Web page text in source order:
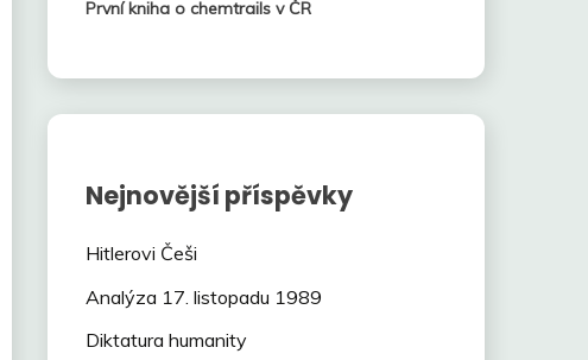
První kniha o chemtrails v ČR
Nejnovější příspěvky
Hitlerovi Češi
Analýza 17. listopadu 1989
Diktatura humanity